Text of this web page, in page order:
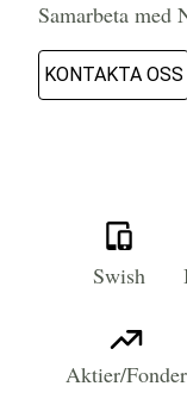
Samarbeta med
KONTAKTA OSS
Swish
Aktier/Fonder